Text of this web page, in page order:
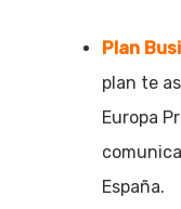
Plan
plan te
Europa
España.